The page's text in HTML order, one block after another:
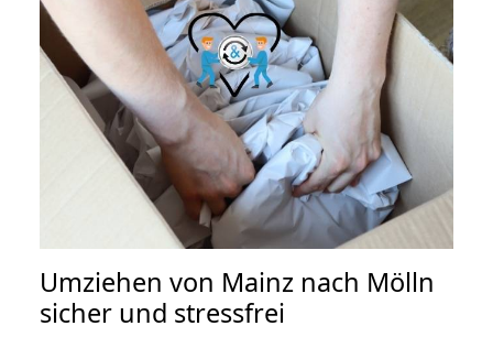
Umziehen von Mainz nach Mölln
sicher und stressfrei